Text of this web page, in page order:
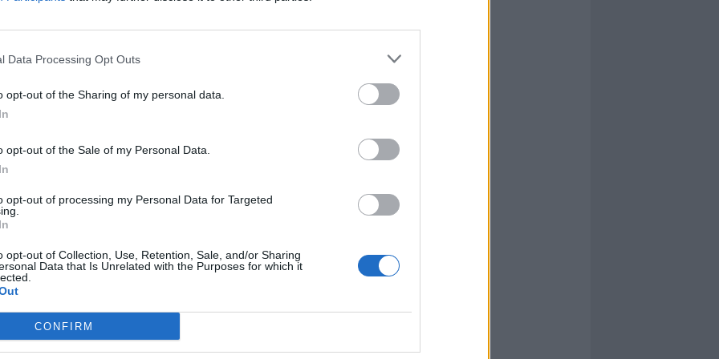
Data Processing Opt Outs
opt-out of the Sharing of my personal data.
opt-out of the Sale of my Personal Data.
opt-out of processing my Personal Data for Targeted
opt-out of Collection, Use, Retention, Sale, and/or Sharing
Data that Is Unrelated with the Purposes for which it
CONFIRM
ad abbracciarci” pronunciato dal
che divenne il titolo della
Tra i verbali pubblicati, inoltre,
quelli che riguardano la riunione
e Nembro
documenti segreti sul